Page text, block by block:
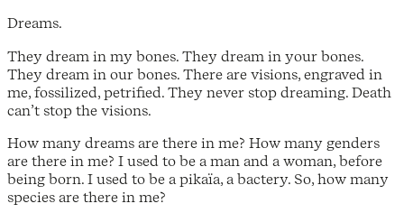
Dreams.
They dream in my bones. They dream in your bones.
They dream in our bones. There are visions, engraved in
me, fossilized, petrified. They never stop dreaming. Death
can’t stop the visions.
How many dreams are there in me? How many genders
are there in me? I used to be a man and a woman, before
being born. I used to be a pikaïa, a bactery. So, how many
species are there in me?